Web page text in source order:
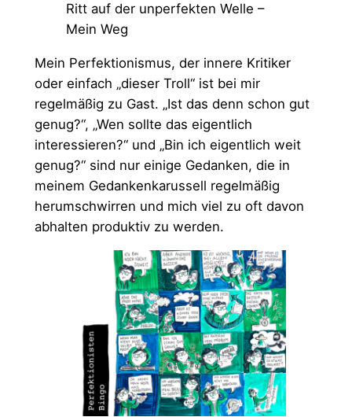
Ritt auf der unperfekten Welle –
Mein Weg
Mein Perfektionismus, der innere Kritiker
oder einfach „dieser Troll“ ist bei mir
regelmäßig zu Gast. „Ist das denn schon gut
genug?“, „Wen sollte das eigentlich
interessieren?“ und „Bin ich eigentlich weit
genug?“ sind nur einige Gedanken, die in
meinem Gedankenkarussell regelmäßig
herumschwirren und mich viel zu oft davon
abhalten produktiv zu werden.